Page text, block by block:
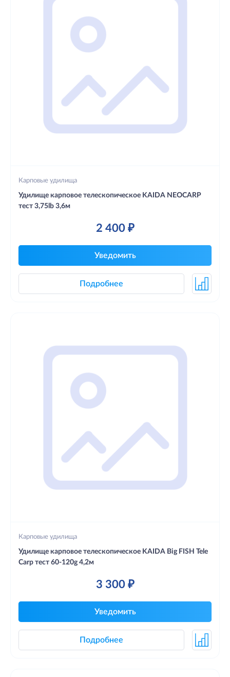
Карповые удилища
Удилище карповое телескопическое KAIDA NEOCARP
тест 3,75lb 3,6м
2 400 ₽
Уведомить
Подробнее
Карповые удилища
Удилище карповое телескопическое KAIDA Big FISH Tele
Carp тест 60-120g 4,2м
3 300 ₽
Уведомить
Подробнее